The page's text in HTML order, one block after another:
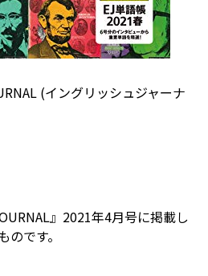
(イングリッシュジャーナ
』2021年4月号に掲載し
です。